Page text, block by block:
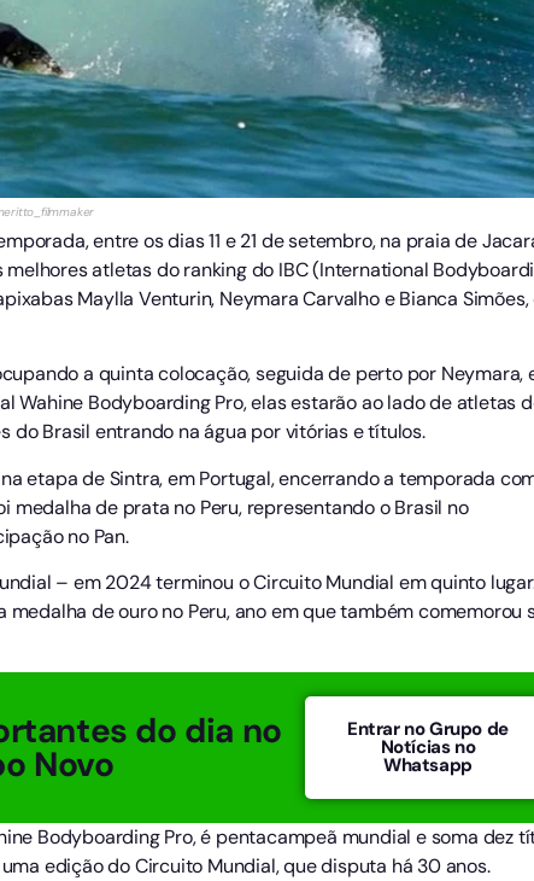
entre os dias 11 e 21 de setembro, na praia de
atletas do ranking do IBC (International
Maylla Venturin, Neymara Carvalho e Bianca Simões,
a quinta colocação, seguida de perto por Neymara,
Wahine Bodyboarding Pro, elas estarão ao lado de atletas
do Brasil entrando na água por vitórias e títulos.
etapa de Sintra, em Portugal, encerrando a temporada
de prata no Peru, representando o Brasil no
no Pan.
– em 2024 terminou o Circuito Mundial em quinto
de ouro no Peru, ano em que também comemorou
do dia no
Novo
Entrar no Grupo de
Notícias no
Whatsapp
Bodyboarding Pro, é pentacampeã mundial e soma dez
edição do Circuito Mundial, que disputa há 30 anos.